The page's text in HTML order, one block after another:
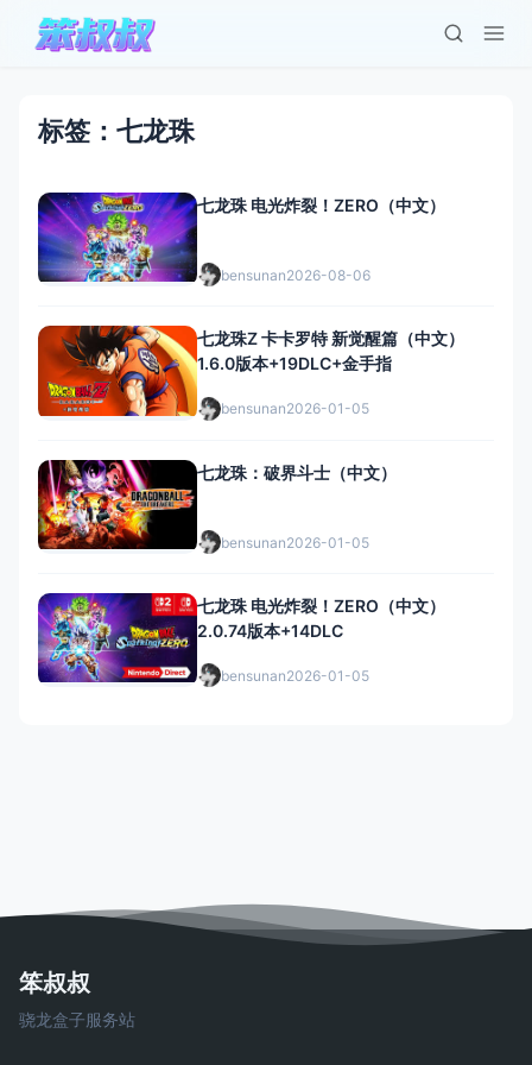
标签：七龙珠
七龙珠 电光炸裂！ZERO（中文）
bensunan2026-08-06
七龙珠Z 卡卡罗特 新觉醒篇（中文）
1.6.0版本+19DLC+金手指
bensunan2026-01-05
七龙珠：破界斗士（中文）
bensunan2026-01-05
七龙珠 电光炸裂！ZERO（中文）
2.0.74版本+14DLC
bensunan2026-01-05
笨叔叔
骁龙盒子服务站